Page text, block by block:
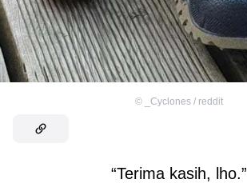
© _Cyclones / reddit
“Terima kasih, lho.”